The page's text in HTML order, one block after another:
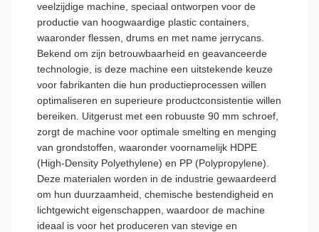
veelzijdige machine, speciaal ontworpen voor de
productie van hoogwaardige plastic containers,
waaronder flessen, drums en met name jerrycans.
Bekend om zijn betrouwbaarheid en geavanceerde
technologie, is deze machine een uitstekende keuze
voor fabrikanten die hun productieprocessen willen
optimaliseren en superieure productconsistentie willen
bereiken. Uitgerust met een robuuste 90 mm schroef,
zorgt de machine voor optimale smelting en menging
van grondstoffen, waaronder voornamelijk HDPE
(High-Density Polyethylene) en PP (Polypropylene).
Deze materialen worden in de industrie gewaardeerd
om hun duurzaamheid, chemische bestendigheid en
lichtgewicht eigenschappen, waardoor de machine
ideaal is voor het produceren van stevige en